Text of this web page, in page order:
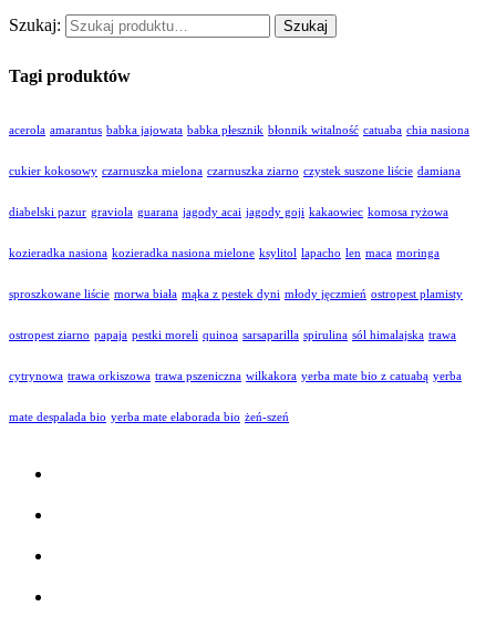
Szukaj:
Tagi produktów
acerola amarantus babka jajowata babka płesznik błonnik witalność catuaba chia nasiona
cukier kokosowy czarnuszka mielona czarnuszka ziarno czystek suszone liście damiana
diabelski pazur graviola guarana jagody acai jagody goji kakaowiec komosa ryżowa
kozieradka nasiona kozieradka nasiona mielone ksylitol lapacho len maca moringa
sproszkowane liście morwa biała mąka z pestek dyni młody jęczmień ostropest plamisty
ostropest ziarno papaja pestki moreli quinoa sarsaparilla spirulina sól himalajska trawa
cytrynowa trawa orkiszowa trawa pszeniczna wilkakora yerba mate bio z catuabą yerba
mate despalada bio yerba mate elaborada bio żeń-szeń